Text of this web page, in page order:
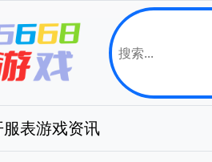
表游戏资讯